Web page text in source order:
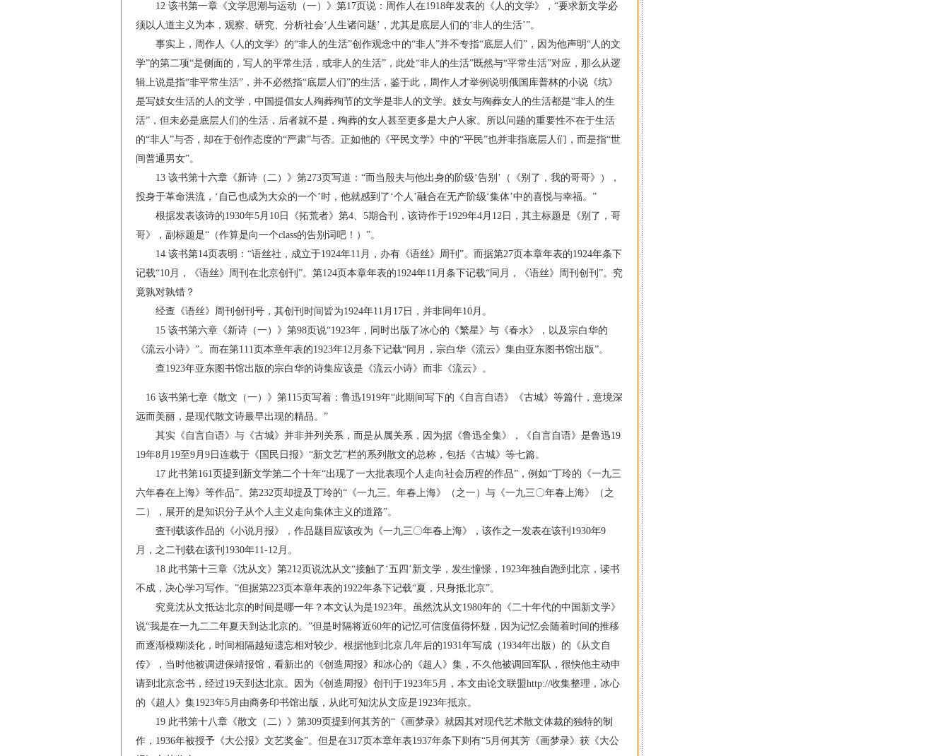
12 该书第一章《文学思潮与运动（一）》第17页说：周作人在1918年发表的《人的文学》，“要求新文学必
须以人道主义为本，观察、研究、分析社会‘人生诸问题’，尤其是底层人们的‘非人的生活’”。
事实上，周作人《人的文学》的“非人的生活”创作观念中的“非人”并不专指“底层人们”，因为他声明“人的文
学”的第二项“是侧面的，写人的平常生活，或非人的生活”，此处“非人的生活”既然与“平常生活”对应，那么从逻
辑上说是指“非平常生活”，并不必然指“底层人们”的生活，鉴于此，周作人才举例说明俄国库普林的小说《坑》
是写妓女生活的人的文学，中国提倡女人殉葬殉节的文学是非人的文学。妓女与殉葬女人的生活都是“非人的生
活”，但未必是底层人们的生活，后者就不是，殉葬的女人甚至更多是大户人家。所以问题的重要性不在于生活
的“非人”与否，却在于创作态度的“严肃”与否。正如他的《平民文学》中的“平民”也并非指底层人们，而是指“世
间普通男女”。
13 该书第十六章《新诗（二）》第273页写道：“而当殷夫与他出身的阶级‘告别’（《别了，我的哥哥》），
投身于革命洪流，‘自己也成为大众的一个’时，他就感到了‘个人’融合在无产阶级‘集体’中的喜悦与幸福。”
根据发表该诗的1930年5月10日《拓荒者》第4、5期合刊，该诗作于1929年4月12日，其主标题是《别了，哥
哥》，副标题是“（作算是向一个class的告别词吧！）”。
14 该书第14页表明：“语丝社，成立于1924年11月，办有《语丝》周刊”。而据第27页本章年表的1924年条下
记载“10月，《语丝》周刊在北京创刊”。第124页本章年表的1924年11月条下记载“同月，《语丝》周刊创刊”。究
竟孰对孰错？
经查《语丝》周刊创刊号，其创刊时间皆为1924年11月17日，并非同年10月。
15 该书第六章《新诗（一）》第98页说“1923年，同时出版了冰心的《繁星》与《春水》，以及宗白华的
《流云小诗》”。而在第111页本章年表的1923年12月条下记载“同月，宗白华《流云》集由亚东图书馆出版”。
查1923年亚东图书馆出版的宗白华的诗集应该是《流云小诗》而非《流云》。
16 该书第七章《散文（一）》第115页写着：鲁迅1919年“此期间写下的《自言自语》《古城》等篇什，意境深
远而美丽，是现代散文诗最早出现的精品。”
其实《自言自语》与《古城》并非并列关系，而是从属关系，因为据《鲁迅全集》，《自言自语》是鲁迅19
19年8月19至9月9日连载于《国民日报》“新文艺”栏的系列散文的总称，包括《古城》等七篇。
17 此书第161页提到新文学第二个十年“出现了一大批表现个人走向社会历程的作品”，例如“丁玲的《一九三
六年春在上海》等作品”。第232页却提及丁玲的“《一九三。年春上海》（之一）与《一九三〇年春上海》（之
二），展开的是知识分子从个人主义走向集体主义的道路”。
查刊载该作品的《小说月报》，作品题目应该改为《一九三〇年春上海》，该作之一发表在该刊1930年9
月，之二刊载在该刊1930年11-12月。
18 此书第十三章《沈从文》第212页说沈从文“接触了‘五四’新文学，发生憧憬，1923年独自跑到北京，读书
不成，决心学习写作。”但据第223页本章年表的1922年条下记载“夏，只身抵北京”。
究竟沈从文抵达北京的时间是哪一年？本文认为是1923年。虽然沈从文1980年的《二十年代的中国新文学》
说“我是在一九二二年夏天到达北京的。”但是时隔将近60年的记忆可信度值得怀疑，因为记忆会随着时间的推移
而逐渐模糊淡化，时间相隔越短遗忘相对较少。根据他到北京几年后的1931年写成（1934年出版）的《从文自
传》，当时他被调进保靖报馆，看新出的《创造周报》和冰心的《超人》集，不久他被调回军队，很快他主动申
请到北京念书，经过19天到达北京。因为《创造周报》创刊于1923年5月，本文由论文联盟http://收集整理，冰心
的《超人》集1923年5月由商务印书馆出版，从此可知沈从文应是1923年抵京。
19 此书第十八章《散文（二）》第309页提到何其芳的“《画梦录》就因其对现代艺术散文体裁的独特的制
作，1936年被授予《大公报》文艺奖金”。但是在317页本章年表1937年条下则有“5月何其芳《画梦录》获《大公